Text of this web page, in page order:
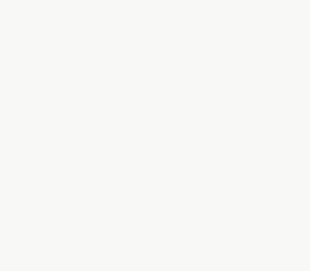
Такой купальник действительно
всеобщему мнению не стройнит
килограммы, то выбирай
полосками по бокам, они
известно, чёрный цвет стройнит, а